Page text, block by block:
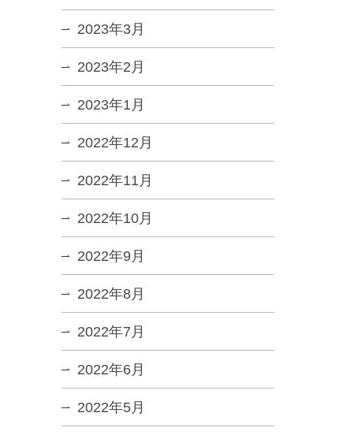
2023年3月
2023年2月
2023年1月
2022年12月
2022年11月
2022年10月
2022年9月
2022年8月
2022年7月
2022年6月
2022年5月